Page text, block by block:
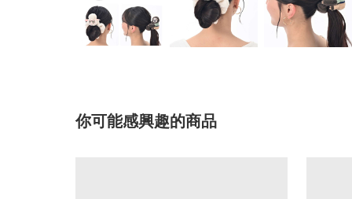
你可能感興趣的商品